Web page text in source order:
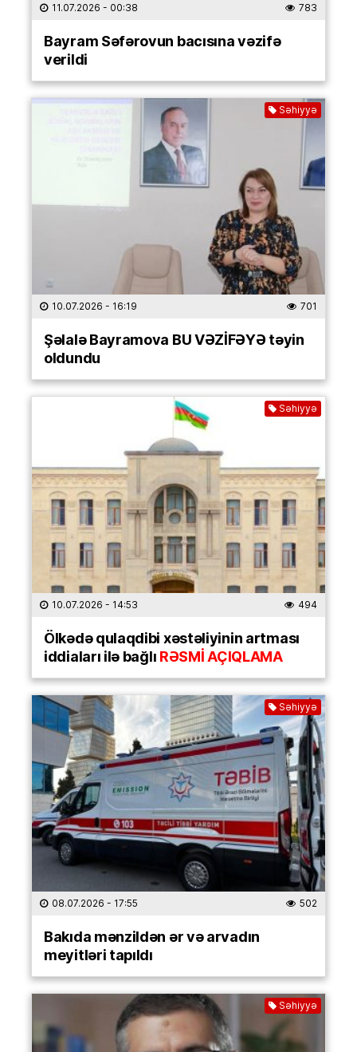
11.07.2026 - 00:38 783
Bayram Səfərovun bacısına vəzifə
verildi
Səhiyyə
10.07.2026 - 16:19 701
Şəlalə Bayramova BU VƏZİFƏYƏ təyin
oldundu
Səhiyyə
10.07.2026 - 14:53 494
Ölkədə qulaqdibi xəstəliyinin artması
iddiaları ilə bağlıRƏSMİ AÇIQLAMA
Səhiyyə
08.07.2026 - 17:55 502
Bakıda mənzildən ər və arvadın
meyitləri tapıldı
Səhiyyə